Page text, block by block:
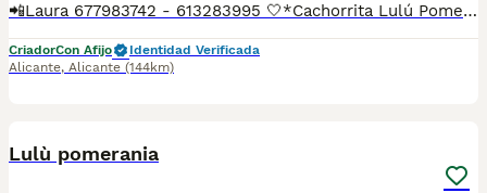
📲Laura 677983742 - 613283995 🤍*Cachorrita Lulú Pomerania toy triblue*🤍 ¿Buscas un nuevo compañero para tu hogar? ❤️ Tenemos preciosos cachorros listos para encontrar una familia responsable. ✅ Vacunados ✅ Desparasitados ✅ Cartilla sanitaria ✅ Garantías incluidas ✅ Máxima atención y cuidado Se hacen envíos a toda España: Andalucía: Almería, Cádiz, Córdoba, Granada, Huelva, Jaén, Málaga, Sevilla.Aragón: Huesca, Teruel, Zaragoza.Asturias: Oviedo.Baleares: Palma.Canarias: Las Palmas de Gran Canaria, Santa Cruz de Tenerife.Cantabria: Santander.Castilla-La Mancha: Albacete, Ciudad Real, Cuenca, Guadalajara, Toledo.Castilla y León: Ávila, Burgos, León, Palencia, Salamanca, Segovia, Soria, Valladolid, Zamora.Cataluña: Barcelona, Gerona (Girona), Lérida (Lleida), Tarragona.Comunidad Valenciana: Alicante, Castellón de la Plana, Valencia.Extremadura: Badajoz, Cáceres.Galicia: La Coruña (A Coruña), Lugo, Orense (Ourense), Pontevedra.La Rioja: Logroño.Madrid: Madrid.Murcia: Murcia.Navarra: Pamplona.País Vasco: Bilbao (Vizcaya), San Sebastián (Guipúzcoa), Vitoria (Álava). 🐾 Cachorros sanos, sociables y criados con mucho cariño. 📲 ¡Pregunta sin compromiso por disponibilidad, fotos y precios por mensaje privado!
CriadorCon Afijo
Identidad Verificada
Alicante, Alicante (144km)
Lulù pomerania